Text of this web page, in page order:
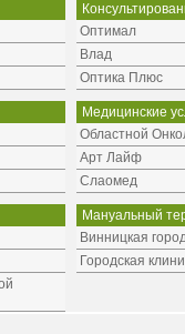
Оптимал
Влад
Оптика Плюс
Медицинские
Областной
Арт Лайф
Слаомед
Мануальный
Винницкая
Городская